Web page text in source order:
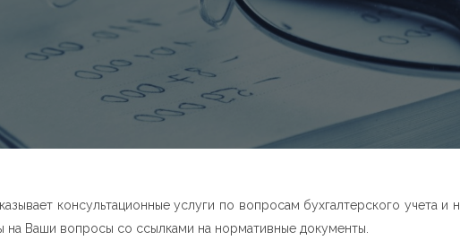
консультационные услуги по вопросам бухгалтерского учета
на Ваши вопросы со ссылками на нормативные документы.